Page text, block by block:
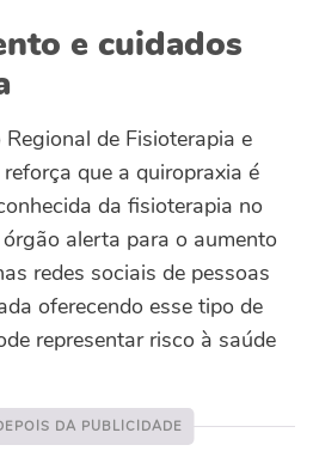
e cuidados
Regional de Fisioterapia e
que a quiropraxia é
da fisioterapia no
alerta para o aumento
redes sociais de pessoas
oferecendo esse tipo de
representar risco à saúde